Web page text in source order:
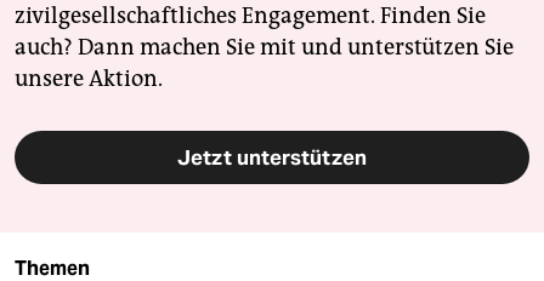
zivilgesellschaftliches Engagement. Finden Sie
auch? Dann machen Sie mit und unterstützen Sie
unsere Aktion.
Jetzt unterstützen
Themen